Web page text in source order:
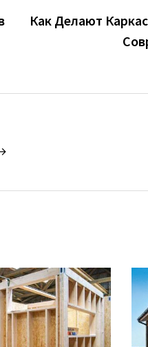
Как Делают